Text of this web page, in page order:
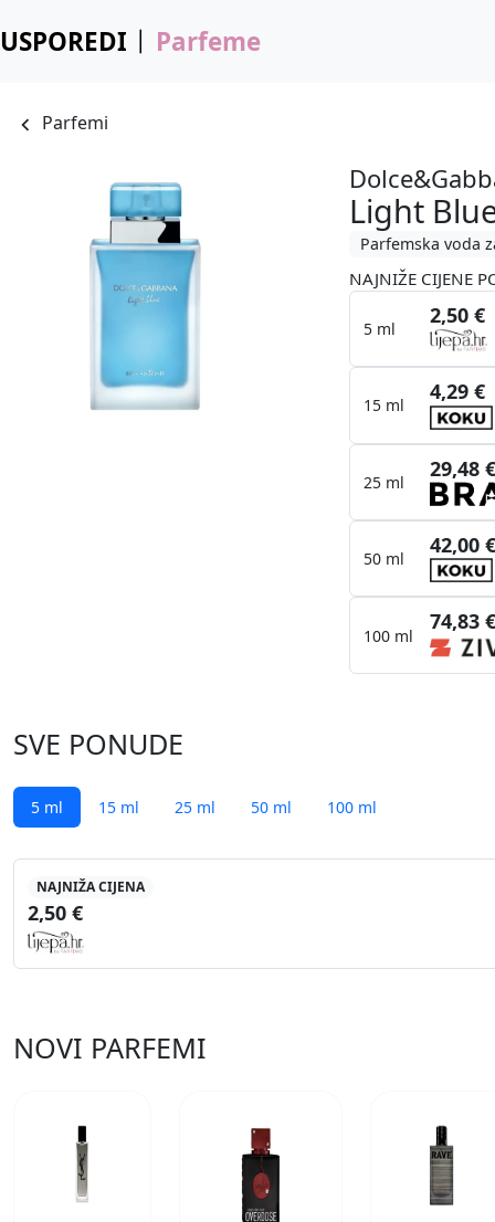
USPOREDI Parfeme
Parfemi
Light
Parfemska voda
NAJNIŽE CIJENE
5 ml
2,50 €
15 ml
4,29 €
25 ml
29,48
50 ml
42,00
100 ml
74,83
SVE PONUDE
5 ml 15 ml 25 ml 50 ml 100 ml
NAJNIŽA CIJENA
2,50 €
NOVI PARFEMI